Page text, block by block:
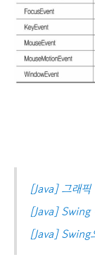
[Java] 그래
[Java]
[Java] Swing